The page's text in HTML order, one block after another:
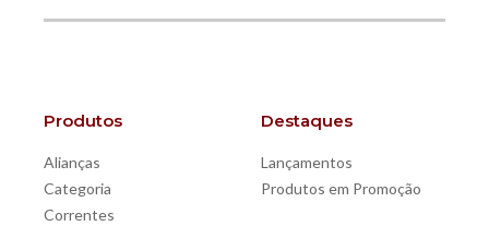
Produtos
Alianças
Categoria
Correntes
Destaques
Lançamentos
Produtos em Promoção